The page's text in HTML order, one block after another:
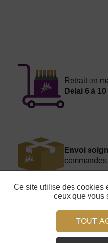
Retrait en
Délai 6 à
Envoi
commandes
Livraison :
Délai 5 à 8
Ce site utilise des cookies
ceux que vous
TOUT